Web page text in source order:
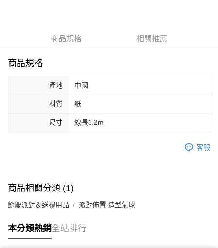
商品規格 相關推薦
商品規格
產地 中國
材質 紙
尺寸 線長3.2m
客服
商品相關分類 (1)
節慶派對＆送禮用品 派對佈置∙造型氣球
本分類熱銷全站排行